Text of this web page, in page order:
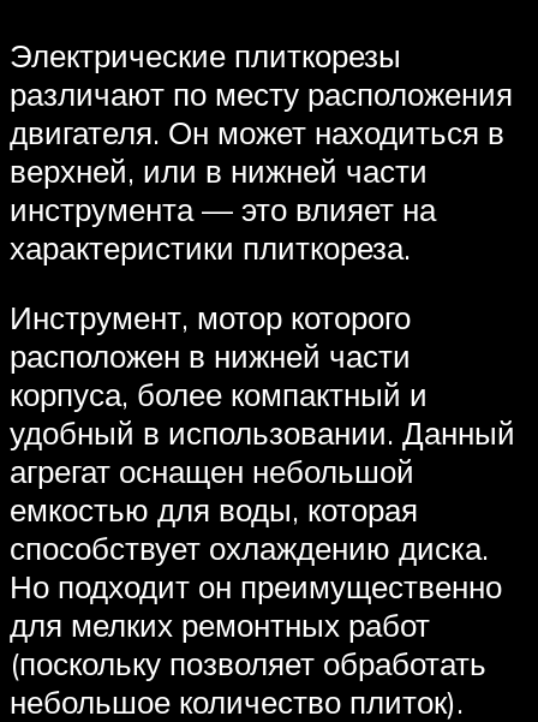
Электрические плиткорезы
различают по месту расположения
двигателя. Он может находиться в
верхней, или в нижней части
инструмента — это влияет на
характеристики плиткореза.
Инструмент, мотор которого
расположен в нижней части
корпуса, более компактный и
удобный в использовании. Данный
агрегат оснащен небольшой
емкостью для воды, которая
способствует охлаждению диска.
Но подходит он преимущественно
для мелких ремонтных работ
(поскольку позволяет обработать
небольшое количество плиток).